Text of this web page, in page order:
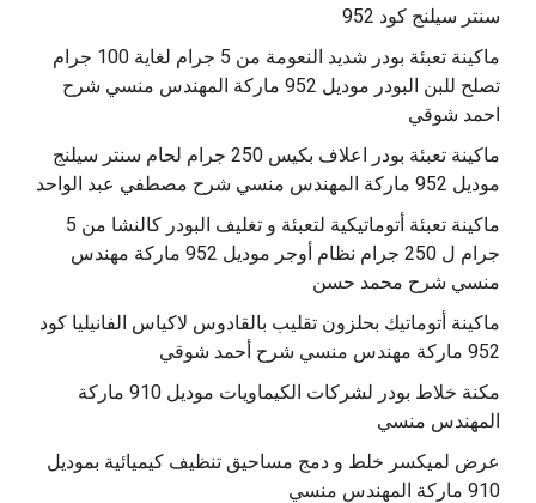
سنتر سيلنج كود 952
ماكينة تعبئة بودر شديد النعومة من 5 جرام لغاية 100 جرام
تصلح للبن البودر موديل 952 ماركة المهندس منسي شرح
احمد شوقي
ماكينة تعبئة بودر اعلاف بكيس 250 جرام لحام سنتر سيلنج
موديل 952 ماركة المهندس منسي شرح مصطفي عبد الواحد
ماكينة تعبئة أتوماتيكية لتعبئة و تغليف البودر كالنشا من 5
جرام ل 250 جرام نظام أوجر موديل 952 ماركة مهندس
منسي شرح محمد حسن
‫ماكينة أتوماتيك بحلزون تقليب بالقادوس لاكياس الفانيليا كود
مكنة خلاط بودر لشركات الكيماويات موديل 910 ماركة
المهندس منسي
عرض لميكسر خلط و دمج مساحيق تنظيف كيميائية بموديل
910 ماركة المهندس منسي